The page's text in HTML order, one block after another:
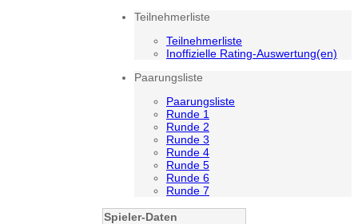
Teilnehmerliste
Teilnehmerliste
Inoffizielle Rating-Auswertung(en)
Paarungsliste
Paarungsliste
Runde 1
Runde 2
Runde 3
Runde 4
Runde 5
Runde 6
Runde 7
Spieler-Daten